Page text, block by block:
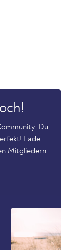
Du
Lade
Mitgliedern.